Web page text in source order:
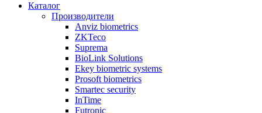
Каталог
Производители
Anviz biometrics
ZKTeco
Suprema
BioLink Solutions
Ekey biometric systems
Prosoft biometrics
Smartec security
InTime
Futronic